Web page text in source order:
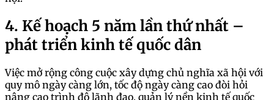
4. Kế hoạch 5 năm lần thứ nhất –
phát triển kinh tế quốc dân
Việc mở rộng công cuộc xây dựng chủ nghĩa xã hội với
quy mô ngày càng lớn, tốc độ ngày càng cao đòi hỏi
nâng cao trình độ lãnh đạo, quản lý nền kinh tế quốc